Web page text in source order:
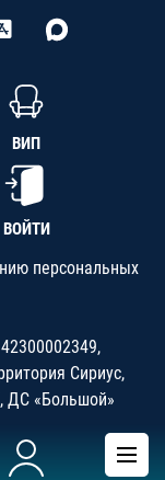
ВИП
ВОЙТИ
персональных
Сириус,
ДС «Большой»